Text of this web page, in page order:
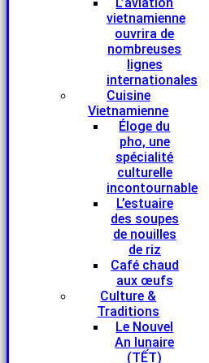
vietnamienne
ouvrira de
nombreuses
lignes
internationales
Cuisine
Vietnamienne
Éloge du
pho, une
spécialité
culturelle
incontournable
L’estuaire
des soupes
de nouilles
de riz
Café chaud
aux œufs
Culture &
Traditions
Le Nouvel
An lunaire
(TẾT)